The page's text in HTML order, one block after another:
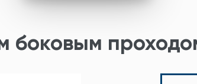
боковым